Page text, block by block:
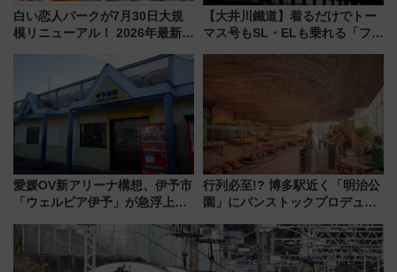
白い恋人パークが7月30日大規
模リニューアル！ 2026年最新の
と料金・アクセスを徹底解説
（札幌市）
【大井川鐵道】着るだけでトー
マス号もSL・ELも乗れる「フリ
愛媛OV新アリーナ構想、伊予市
「ウェルピア伊予」が急浮上！
で探る鉄道アクセスの未来
行列必至!? 博多駅近く「明治公
園」にパンストックプロデュー
オープン 秋からはビストロ営業
も！